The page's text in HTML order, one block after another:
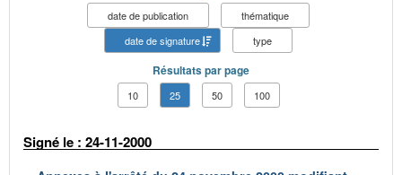
date de publication
thématique
date de signature
type
Résultats par page
10 25 50 100
Signé le : 24-11-2000